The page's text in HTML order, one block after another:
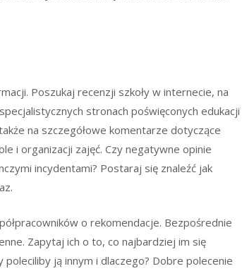
Poszukaj recenzji szkoły w internecie, na
stronach poświęconych edukacji
na szczegółowe komentarze dotyczące
i organizacji zajęć. Czy negatywne opinie
incydentami? Postaraj się znaleźć jak
o rekomendacje. Bezpośrednie
Zapytaj ich o to, co najbardziej im się
ją innym i dlaczego? Dobre polecenie